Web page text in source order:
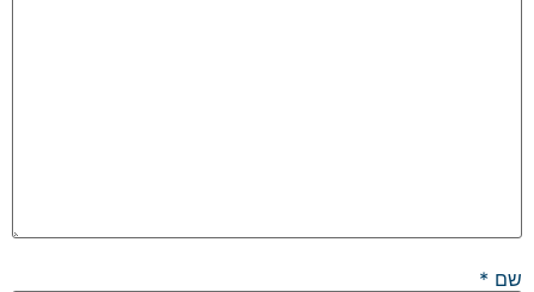
שם *